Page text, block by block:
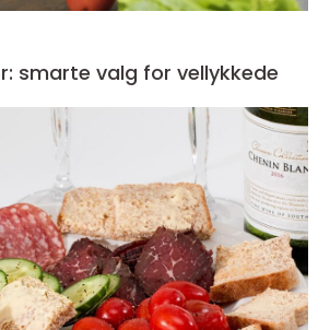
smarte valg for vellykkede